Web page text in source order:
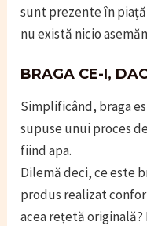
sunt prezente în
nu există nicio
BRAGA CE-I,
Simplificând, braga
supuse unui proces
fiind apa.
Dilemă deci, ce este
produs realizat
acea rețetă